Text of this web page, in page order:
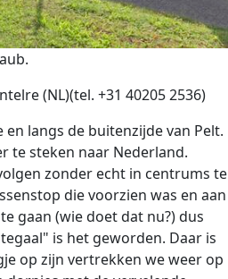
(NL)(tel. +31 40205 2536)
langs de buitenzijde van Pelt.
te steken naar Nederland.
zonder echt in centrums te
die voorzien was en aan
gaan (wie doet dat nu?) dus
is het geworden. Daar is
op zijn vertrekken we weer op